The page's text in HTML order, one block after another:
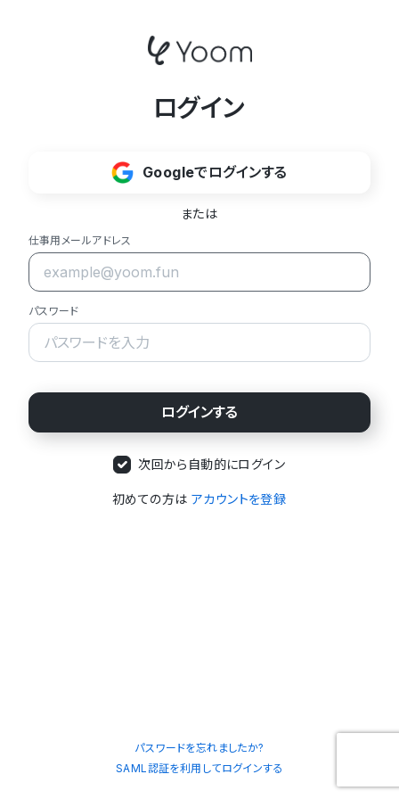
ログイン
Googleでログインする
または
仕事用メールアドレス
パスワード
次回から自動的にログイン
初めての方は アカウントを登録
パスワードを忘れましたか?
SAML認証を利用してログインする